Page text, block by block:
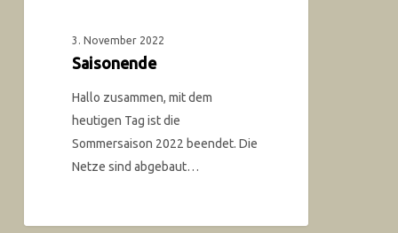
3. November 2022
Saisonende
Hallo zusammen, mit dem
heutigen Tag ist die
Sommersaison 2022 beendet. Die
Netze sind abgebaut…